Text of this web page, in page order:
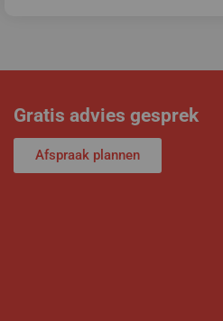
Gratis advies gesprek
Afspraak plannen